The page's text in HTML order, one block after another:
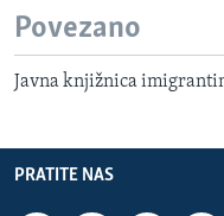
Povezano
Javna knjižnica
PRATITE NAS